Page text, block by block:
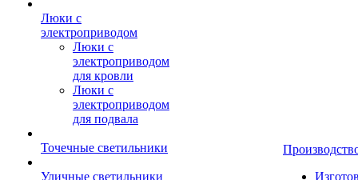
Люки с
электроприводом
Люки с
электроприводом
для кровли
Люки с
электроприводом
для подвала
Точечные светильники
Уличные светильники